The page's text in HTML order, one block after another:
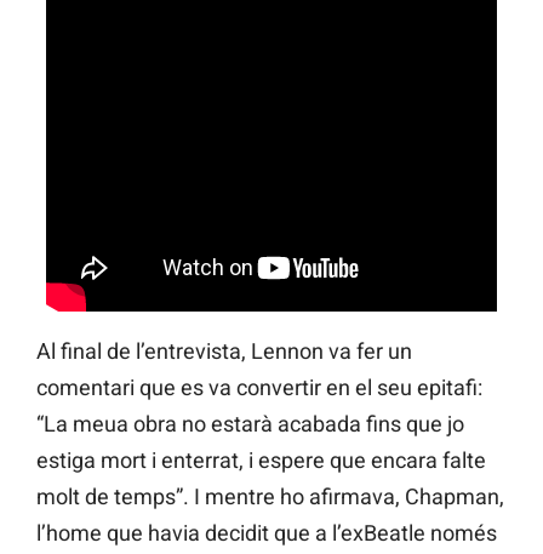
Al final de l’entrevista, Lennon va fer un
comentari que es va convertir en el seu epitafi:
“La meua obra no estarà acabada fins que jo
estiga mort i enterrat, i espere que encara falte
molt de temps”. I mentre ho afirmava, Chapman,
l’home que havia decidit que a l’exBeatle només